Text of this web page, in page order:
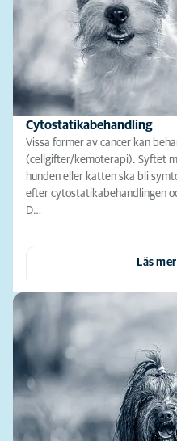
Cytostatikabehandling
Vissa former av cancer kan
(cellgifter/kemoterapi). Syftet
hunden eller katten ska bli
efter cytostatikabehandlingen
D…
Läs